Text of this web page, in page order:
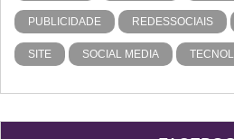
PUBLICIDADE REDESSOCIAIS
SITE SOCIAL MEDIA